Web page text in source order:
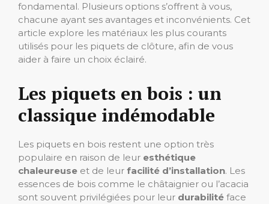
fondamental. Plusieurs options s’offrent à vous,
chacune ayant ses avantages et inconvénients. Cet
article explore les matériaux les plus courants
utilisés pour les piquets de clôture, afin de vous
aider à faire un choix éclairé.
Les piquets en bois : un
classique indémodable
Les piquets en bois restent une option très
populaire en raison de leur esthétique
chaleureuse et de leur facilité d’installation. Les
essences de bois comme le châtaignier ou l’acacia
sont souvent privilégiées pour leur durabilité face